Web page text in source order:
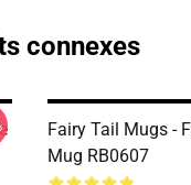
connexes
Fairy Tail Mugs -
Mug RB0607